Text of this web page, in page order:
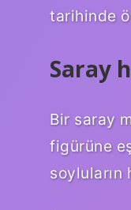
tarihinde
Saray
Bir saray
figürüne